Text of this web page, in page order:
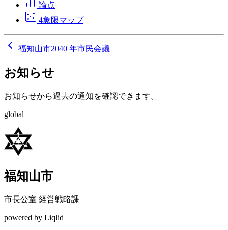
論点
4象限マップ
福知山市2040 年市民会議
お知らせ
お知らせから過去の通知を確認できます。
global
福知山市
市長公室 経営戦略課
powered by Liqlid